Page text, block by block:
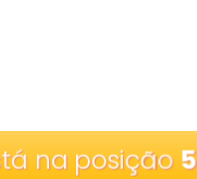
na posição